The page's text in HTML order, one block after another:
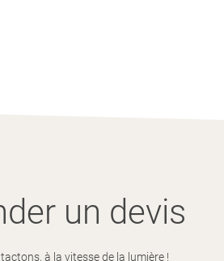
un devis
à la vitesse de la lumière !